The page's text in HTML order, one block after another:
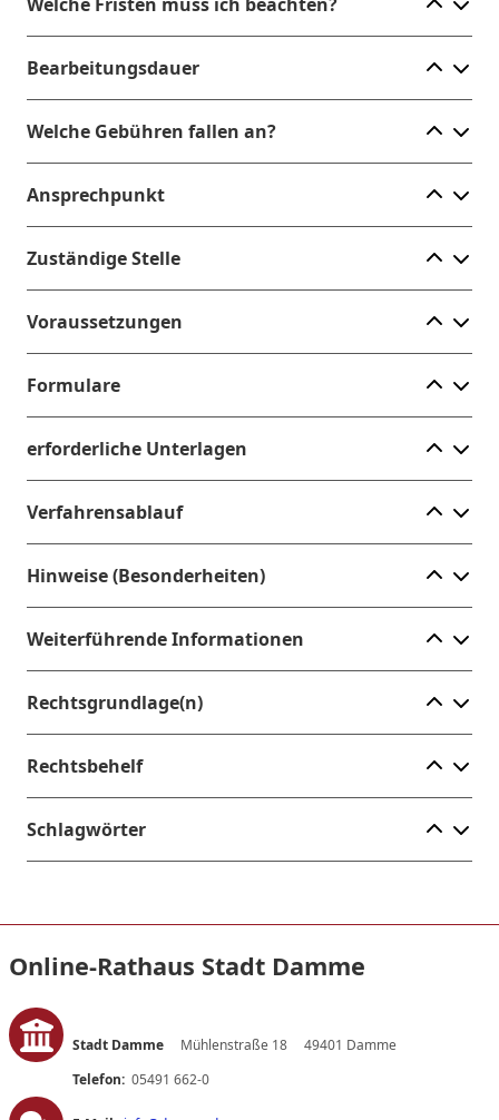
Bearbeitungsdauer
Welche Gebühren fallen an?
Ansprechpunkt
Zuständige Stelle
Voraussetzungen
Formulare
erforderliche Unterlagen
Verfahrensablauf
Hinweise (Besonderheiten)
Weiterführende Informationen
Rechtsgrundlage(n)
Rechtsbehelf
Schlagwörter
Online-Rathaus Stadt Damme
Stadt Damme Mühlenstraße 1849401 Damme
Telefon: 05491 662-0